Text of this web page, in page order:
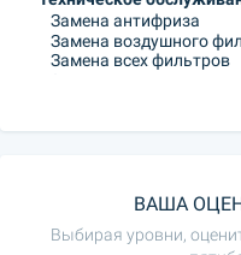
ВАША
Выбирая уровни,